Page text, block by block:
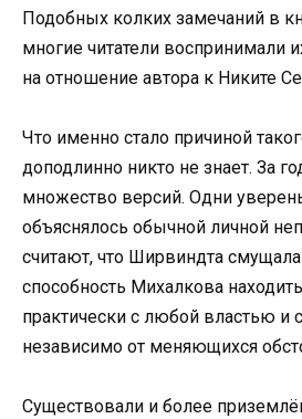
Подобных колких замечаний в
многие читатели воспринимали
на отношение автора к Никите
Что именно стало причиной
доподлинно никто не знает. За
множество версий. Одни
объяснялось обычной личной
считают, что Ширвиндта
способность Михалкова
практически с любой властью и
независимо от меняющихся
Существовали и более